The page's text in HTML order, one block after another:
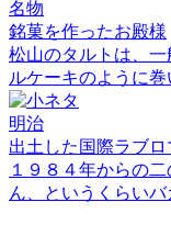
名物
銘菓を作ったお殿様
松山のタルトは、
ルケーキのように
明治
出土した国際ラブロ
１９８４年からの
ん、というくらい